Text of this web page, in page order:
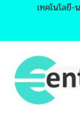
เทคโนโลยี